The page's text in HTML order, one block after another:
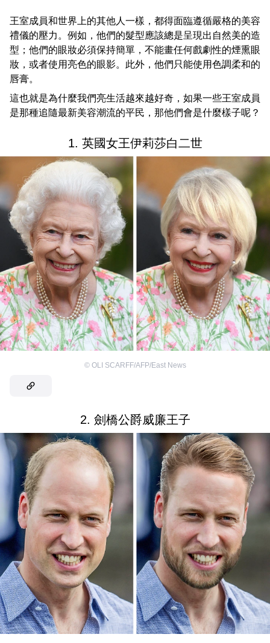
王室成員和世界上的其他人一樣，都得面臨遵循嚴格的美容
禮儀的壓力。例如，他們的髮型應該總是呈現出自然美的造
型；他們的眼妝必須保持簡單，不能畫任何戲劇性的煙熏眼
妝，或者使用亮色的眼影。此外，他們只能使用色調柔和的
唇膏。
這也就是為什麼我們亮生活越來越好奇，如果一些王室成員
是那種追隨最新美容潮流的平民，那他們會是什麼樣子呢？
1. 英國女王伊莉莎白二世
© OLI SCARFF/AFP/East News
2. 劍橋公爵威廉王子